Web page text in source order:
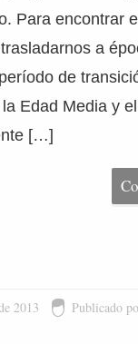
Para encontrar
a
de
Edad Media y
[…]
2013 Publicado